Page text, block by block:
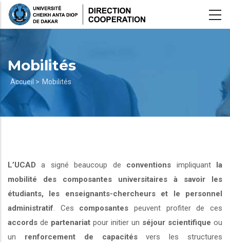
Aller
Mobilités
Fil
d'Ariane
Accueil > Mobilités
L’UCAD a signé beaucoup de conventions impliquant la
mobilité des composantes universitaires à savoir les
étudiants, les enseignants-chercheurs et le personnel
administratif . Ces composantes peuvent profiter de ces
accords de partenariat pour initier un séjour scientifique ou
un renforcement de capacitésvers les structures